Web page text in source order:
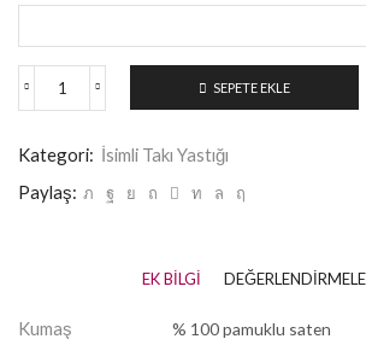
SEPETE EKLE
Kategori: İsimli Takı Yastığı
Paylaş:
EK BILGI
Kumaş % 100 pamuklu saten